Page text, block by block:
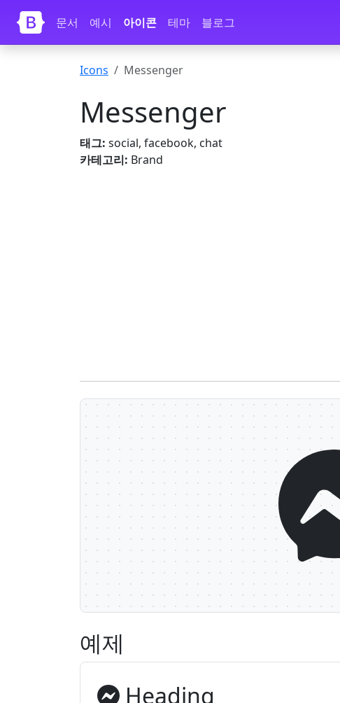
내용으로 건너뛰기
문서
예시 아이콘 테마 블로그
Icons Messenger
Messenger
태그: social, facebook, chat
카테고리: Brand
예제
Heading